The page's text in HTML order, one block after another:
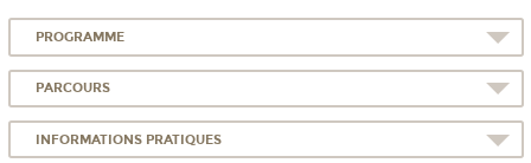
PROGRAMME
PARCOURS
INFORMATIONS PRATIQUES